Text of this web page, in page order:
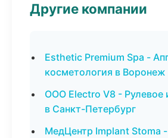
Другие компании
Esthetic Premium Spa -
косметология в Воронеж
ООО Electro V8 - Рулевое
в Санкт-Петербург
МедЦентр Implant Stoma -